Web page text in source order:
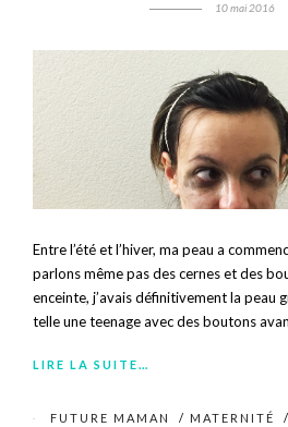
10 mai 2016
Entre l’été et l’hiver, ma peau a
parlons même pas des cernes et des
enceinte, j’avais définitivement la peau
telle une teenage avec des boutons
LIRE LA SUITE…
FUTURE MAMAN / MATERNITÉ /